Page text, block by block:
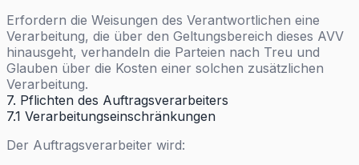
Erfordern die Weisungen des Verantwortlichen eine
Verarbeitung, die über den Geltungsbereich dieses AVV
hinausgeht, verhandeln die Parteien nach Treu und
Glauben über die Kosten einer solchen zusätzlichen
Verarbeitung.
7. Pflichten des Auftragsverarbeiters
7.1 Verarbeitungseinschränkungen
Der Auftragsverarbeiter wird: